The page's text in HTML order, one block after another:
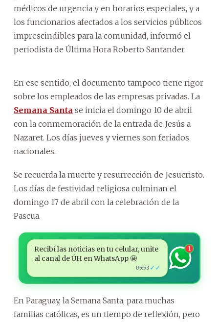
médicos de urgencia y en horarios especiales, y a
los funcionarios afectados a los servicios públicos
imprescindibles para la comunidad, informó el
periodista de Última Hora Roberto Santander.
En ese sentido, el documento tampoco tiene rigor
sobre los empleados de las empresas privadas. La
Semana Santa se inicia el domingo 10 de abril
con la conmemoración de la entrada de Jesús a
Nazaret. Los días jueves y viernes son feriados
nacionales.
Se recuerda la muerte y resurrección de Jesucristo.
Los días de festividad religiosa culminan el
domingo 17 de abril con la celebración de la
Pascua.
Recibí las noticias en tu celular, unite
al canal de ÚH en WhatsApp 🤩
05:53 ✓✓
1
En Paraguay, la Semana Santa, para muchas
familias católicas, es un tiempo de reflexión, pero